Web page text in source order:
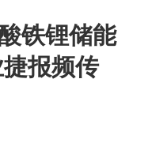
铁锂储能
报频传